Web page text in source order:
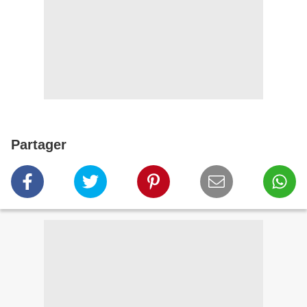
Partager